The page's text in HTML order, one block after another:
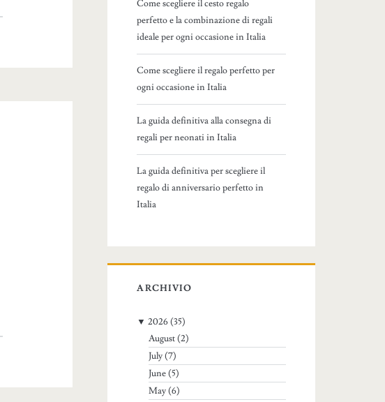
Come scegliere il cesto regalo
perfetto e la combinazione di regali
ideale per ogni occasione in Italia
Come scegliere il regalo perfetto per
ogni occasione in Italia
La guida definitiva alla consegna di
regali per neonati in Italia
La guida definitiva per scegliere il
regalo di anniversario perfetto in
Italia
ARCHIVIO
▼ 2026 (35)
August (2)
July (7)
June (5)
May (6)